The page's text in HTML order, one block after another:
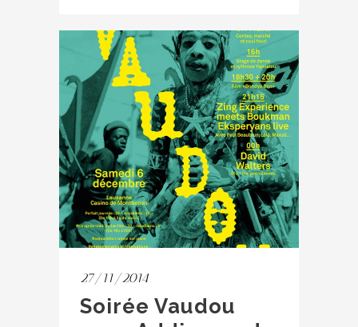
27/11/2014
Soirée Vaudou